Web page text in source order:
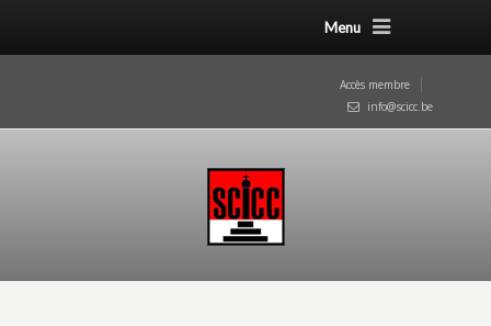
Menu
Accès membre
info@scicc.be